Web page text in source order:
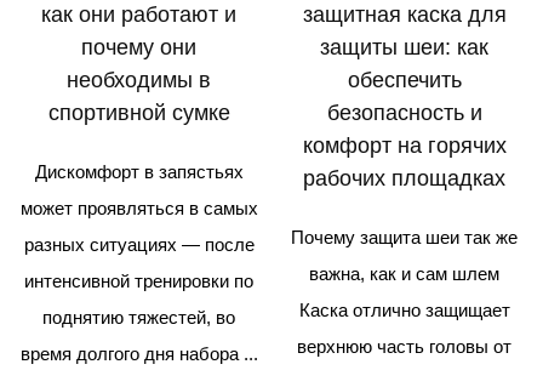
как они работают и
почему они
необходимы в
спортивной сумке
Дискомфорт в запястьях
может проявляться в самых
разных ситуациях — после
интенсивной тренировки по
поднятию тяжестей, во
время долгого дня набора ...
защитная каска для
защиты шеи: как
обеспечить
безопасность и
комфорт на горячих
рабочих площадках
Почему защита шеи так же
важна, как и сам шлем
Каска отлично защищает
верхнюю часть головы от